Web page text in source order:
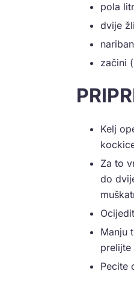
pola
dvije
začini
Kelj
Za to
do
Manju
prelijte
Pecite